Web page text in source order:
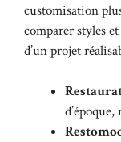
customisation
comparer styles
d’un projet
d’époque,